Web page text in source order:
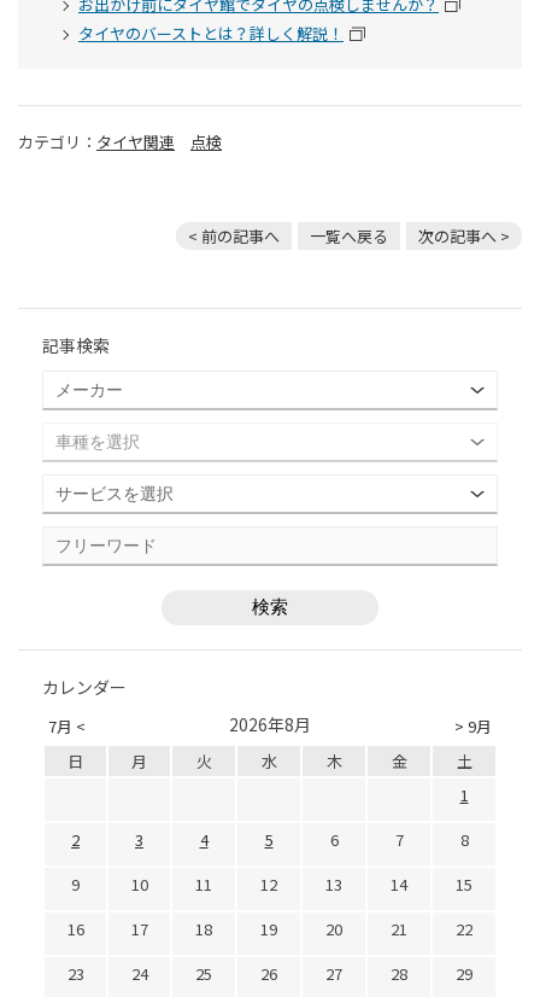
タイヤのバーストとは？詳しく解説！
カテゴリ： タイヤ関連 点検
< 前の記事へ 一覧へ戻る 次の記事へ >
記事検索
カレンダー
7月 < > 9月
2026年8月
日 月 火 水 木 金
土
1
2
3 4 5 6 7
8
9
10 11 12 13 14
15
16
17 18 19 20 21
22
23
24 25 26 27 28
29